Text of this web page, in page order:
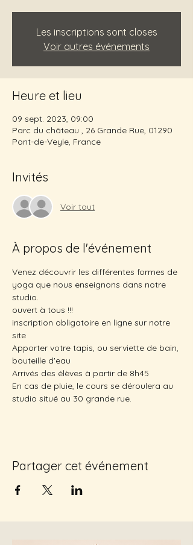
Les inscriptions sont closes
Voir autres événements
Heure et lieu
09 sept. 2023, 09:00
Parc du château , 26 Grande Rue, 01290
Pont-de-Veyle, France
Invités
Voir tout
À propos de l'événement
Venez découvrir les différentes formes de
yoga que nous enseignons dans notre
studio.
ouvert à tous !!!
inscription obligatoire en ligne sur notre
site
Apporter votre tapis, ou serviette de bain,
bouteille d'eau
Arrivés des élèves à partir de 8h45
En cas de pluie, le cours se déroulera au
studio situé au 30 grande rue.
Partager cet événement